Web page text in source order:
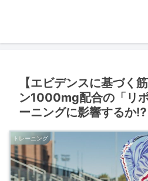
【エビデンスに基づく
ン1000mg配合の「リ
ーニングに影響するか⁉
トレーニング